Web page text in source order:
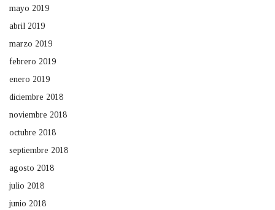
mayo 2019
abril 2019
marzo 2019
febrero 2019
enero 2019
diciembre 2018
noviembre 2018
octubre 2018
septiembre 2018
agosto 2018
julio 2018
junio 2018